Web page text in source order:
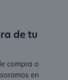
de tu
compra o
en